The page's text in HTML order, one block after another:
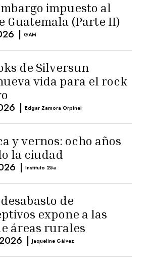
impuesto al
Guatemala (Parte II)
| GAM
de Silversun
vida para el rock
| Edgar Zamora Orpinel
y vernos: ocho años
la ciudad
| Instituto 25a
de
expone a las
áreas rurales
| Jaqueline Gálvez